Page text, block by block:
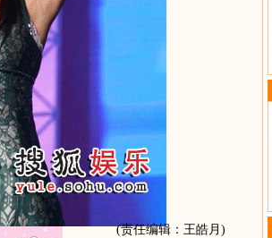
(责任编辑：王皓月)